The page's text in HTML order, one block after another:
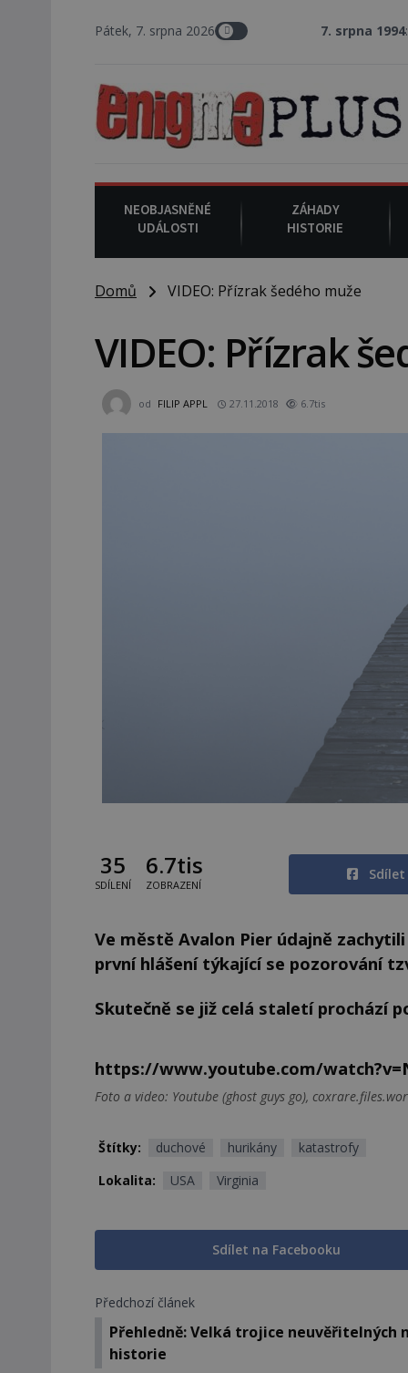
Pátek, 7. srpna 2026 7. srpna 1994 : Na
NEOBJASNĚNÉ
UDÁLOSTI
ZÁHADY
HISTORIE
Domů VIDEO: Přízrak šedého muže
VIDEO: Přízrak
od FILIP APPL 27.11.2018 6.7tis
35
SDÍLENÍ
6.7tis
ZOBRAZENÍ
Sdílet
Ve městě Avalon Pier údajně
první hlášení týkající se pozorování
Skutečně se již celá staletí prochází
https://www.youtube.com/
Foto a video: Youtube (ghost guys go),
Štítky: duchové hurikány
katastrofy
Lokalita:
USA Virginia
Sdílet na Facebooku
Předchozí článek
Přehledně: Velká trojice neuvěřitelných
historie